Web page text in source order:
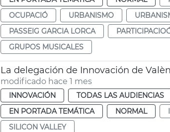
OCUPACIÓ
URBANISMO
PASSEIG GARCIA LORCA
GRUPOS MUSICALES
La delegación de Innovación de
modificado hace 1 mes
INNOVACIÓN TODAS LAS AUDIENCIAS
EN PORTADA TEMÁTICA
NORMAL
SILICON VALLEY